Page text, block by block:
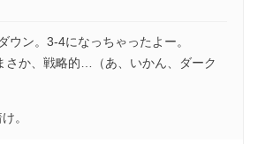
ウン。3-4になっちゃったよー。
さか、戦略的…（あ、いかん、ダーク
。